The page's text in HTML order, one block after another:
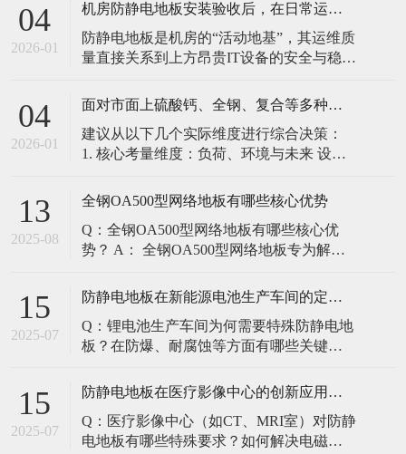
04
2026-01
机房防静电地板安装验收后，在日常运维中常常被忽视。请问，一套规范的、可操作的维护规程应包含哪些内容？有哪些“小问题”若不及时处理，会演变成“大故障”？
防静电地板是机房的“活动地基”，其运维质
量直接关系到上方昂贵IT设备的安全与稳
修，是保障其长期可靠的关键。 1. 建立分
由值班工程师执行）： 观： 巡检时观察地
面有无明显的水渍、油污或其它液体泼
04
2026-01
面对市面上硫酸钙、全钢、复合等多种类型的机房防静电地板，我们该如何科学选型？除了预算，更应该从哪些实际维度进行考量，以避免“过度配置”或“配置不足”？
建议从以下几个实际维度进行综合决策：
1. 核心考量维度：负荷、环境与未来 设备
您必须计算机房规划区域内最重设备的单
点载荷（通常指服务器机柜的支脚压
力）。 轻型机房（标准服务器/网络柜）：
单点载荷通常在1960N，主流的优质复合地
13
2025-08
全钢OA500型网络地板有哪些核心优势
Q：全钢OA500型网络地板有哪些核心优
势？ A： 全钢OA500型网络地板专为解决
以下核心优势： 高强度结构：采用优质冷
轧钢板拉伸焊接成型，表面磷化后静电喷
塑，防锈耐磨，承重性能优异。 便捷布
线：配套活动线槽板设计，可轻松掀起盖
15
2025-07
防静电地板在新能源电池生产车间的定制化解决方案
Q：锂电池生产车间为何需要特殊防静电地
板？在防爆、耐腐蚀等方面有哪些关键技
环境并存的特殊场景，需要全方位防护方
境要求 • 防爆等级：Ex IIB T4（ATEX认
证） • 静电泄放速度：<0.
15
2025-07
防静电地板在医疗影像中心的创新应用方案
Q：医疗影像中心（如CT、MRI室）对防静
电地板有哪些特殊要求？如何解决电磁干